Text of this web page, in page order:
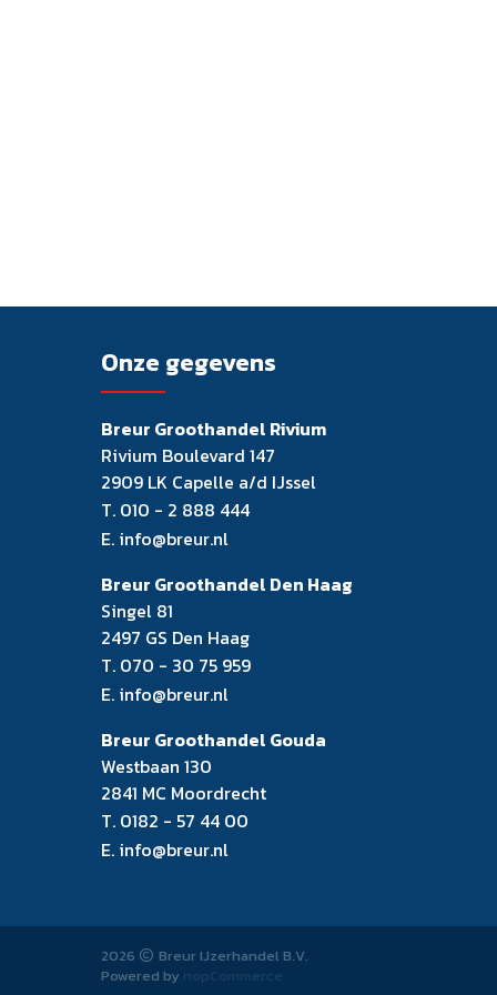
Onze gegevens
Breur Groothandel Rivium
Rivium Boulevard 147
2909 LK Capelle a/d IJssel
T. 010 - 2 888 444
E. info@breur.nl
Breur Groothandel Den Haag
Singel 81
2497 GS Den Haag
T. 070 - 30 75 959
E. info@breur.nl
Breur Groothandel Gouda
Westbaan 130
2841 MC Moordrecht
T. 0182 - 57 44 00
E. info@breur.nl
2026
Breur IJzerhandel B.V.
Powered by